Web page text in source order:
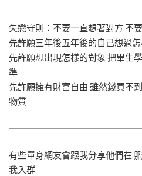
失戀守則：不要一直想著對方 不
先許願三年後五年後的自己想過
先許願想出現怎樣的對象 把畢生
準
先許願擁有財富自由 雖然錢買不
物質
有些單身網友會跟我分享他們在
我入群